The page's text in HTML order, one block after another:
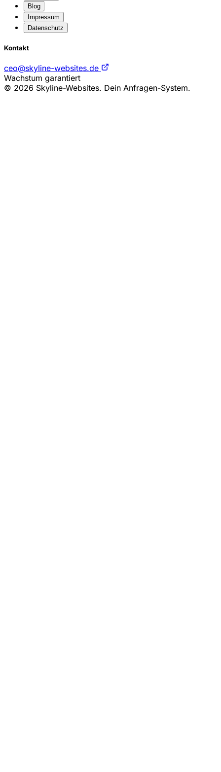
Blog
Impressum
Datenschutz
Kontakt
ceo@skyline-websites.de
Wachstum garantiert
© 2026 Skyline-Websites. Dein Anfragen-System.